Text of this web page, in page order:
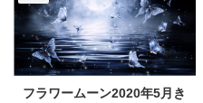
どの可能性が高い場合はマスクを
外して、距離や換気を保つ配慮を
と「学校の新しい生活様式」を文
部科学省が示しました。 登下校
フラワームーン2020年5月き